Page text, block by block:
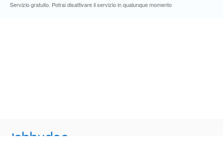
Servizio gratuito. Potrai disattivare il servizio in qualunque momento
Jobbydoo